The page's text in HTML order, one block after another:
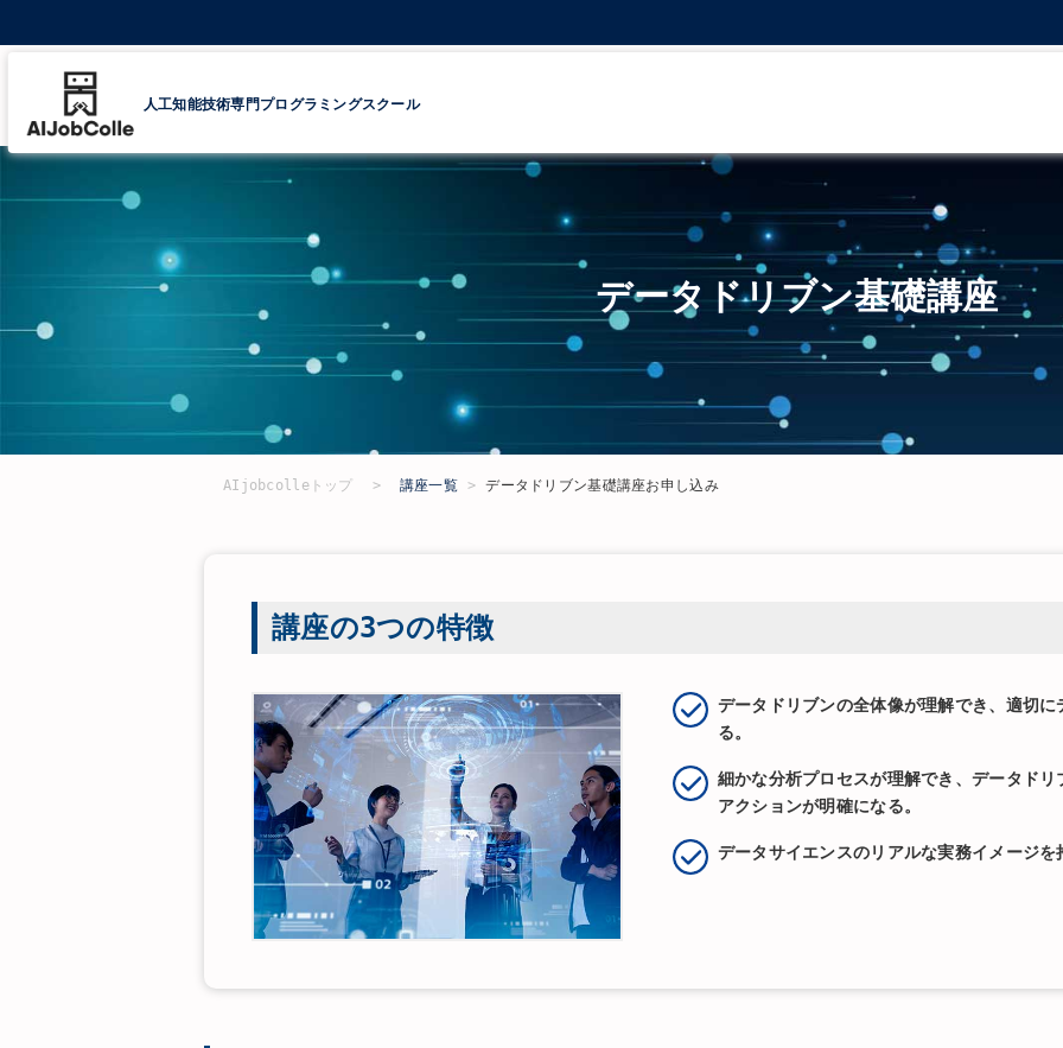
人工知能技術専門プログラミングスクール
データドリブン基礎講座
AIjobcolleトップ 講座一覧 データドリブン基礎講座お申し込み
講座の3つの特徴
データドリブンの全体像が理解でき、適切
る。
細かな分析プロセスが理解でき、データド
アクションが明確になる。
データサイエンスのリアルな実務イメージを